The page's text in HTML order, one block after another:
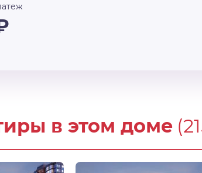
в этом доме